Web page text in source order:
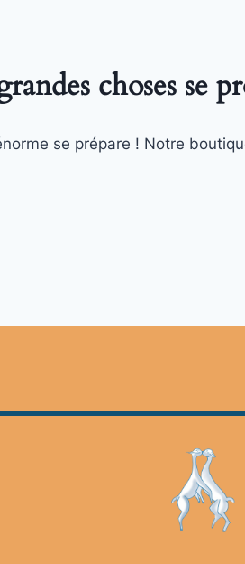
choses se
se prépare ! Notre